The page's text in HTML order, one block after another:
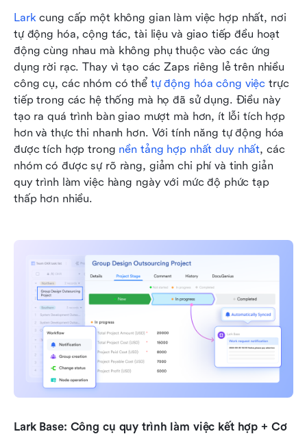
Lark cung cấp một không gian làm việc hợp nhất, nơi
tự động hóa, cộng tác, tài liệu và giao tiếp đều hoạt
động cùng nhau mà không phụ thuộc vào các ứng
dụng rời rạc. Thay vì tạo các Zaps riêng lẻ trên nhiều
công cụ, các nhóm có thể tự động hóa công việc trực
tiếp trong các hệ thống mà họ đã sử dụng. Điều này
tạo ra quá trình bàn giao mượt mà hơn, ít lỗi tích hợp
hơn và thực thi nhanh hơn. Với tính năng tự động hóa
được tích hợp trong nền tảng hợp nhất duy nhất, các
nhóm có được sự rõ ràng, giảm chi phí và tinh giản
quy trình làm việc hàng ngày với mức độ phức tạp
thấp hơn nhiều.
Lark Base: Công cụ quy trình làm việc kết hợp + Cơ